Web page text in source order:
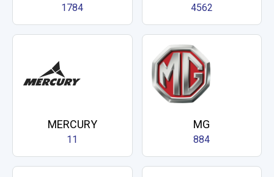
1784 4562
MERCURY
11
MG
884